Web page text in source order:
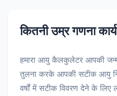
कितनी उम्र गणना कार्य
हमारा आयु कैलकुलेटर आपकी
तुलना करके आपकी सटीक आयु
वर्षों में सटीक विवरण देने के